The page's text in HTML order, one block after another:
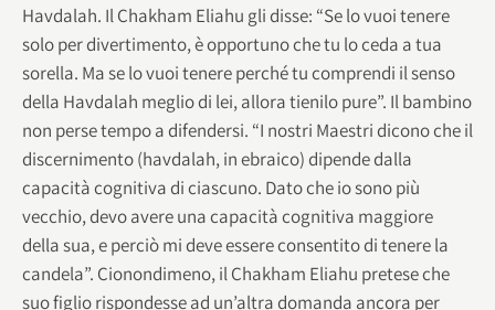
Havdalah. Il Chakham Eliahu gli disse: “Se lo vuoi tenere
solo per divertimento, è opportuno che tu lo ceda a tua
sorella. Ma se lo vuoi tenere perché tu comprendi il senso
della Havdalah meglio di lei, allora tienilo pure”. Il bambino
non perse tempo a difendersi. “I nostri Maestri dicono che il
discernimento (havdalah, in ebraico) dipende dalla
capacità cognitiva di ciascuno. Dato che io sono più
vecchio, devo avere una capacità cognitiva maggiore
della sua, e perciò mi deve essere consentito di tenere la
candela”. Cionondimeno, il Chakham Eliahu pretese che
suo figlio rispondesse ad un’altra domanda ancora per